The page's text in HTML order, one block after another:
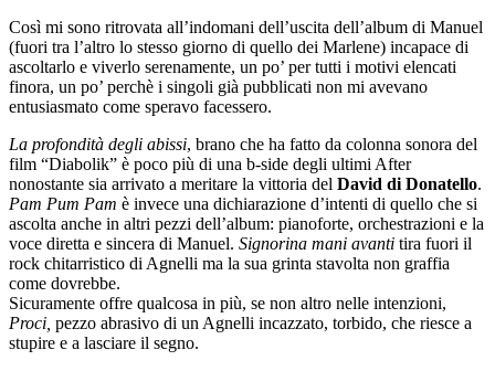
Così mi sono ritrovata all’indomani dell’uscita dell’album di Manuel
(fuori tra l’altro lo stesso giorno di quello dei Marlene) incapace di
ascoltarlo e viverlo serenamente, un po’ per tutti i motivi elencati
finora, un po’ perchè i singoli già pubblicati non mi avevano
entusiasmato come speravo facessero.
La profondità degli abissi, brano che ha fatto da colonna sonora del
film “Diabolik” è poco più di una b-side degli ultimi After
nonostante sia arrivato a meritare la vittoria del David di Donatello.
Pam Pum Pam è invece una dichiarazione d’intenti di quello che si
ascolta anche in altri pezzi dell’album: pianoforte, orchestrazioni e la
voce diretta e sincera di Manuel. Signorina mani avanti tira fuori il
rock chitarristico di Agnelli ma la sua grinta stavolta non graffia
come dovrebbe.
Sicuramente offre qualcosa in più, se non altro nelle intenzioni,
Proci, pezzo abrasivo di un Agnelli incazzato, torbido, che riesce a
stupire e a lasciare il segno.